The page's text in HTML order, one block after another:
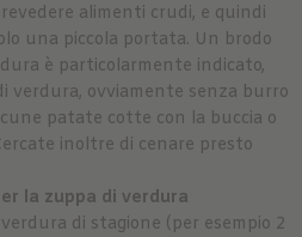
alimenti crudi, e quindi
una piccola portata. Un brodo
è particolarmente indicato,
verdura, ovviamente senza burro
patate cotte con la buccia o
inoltre di cenare presto
la zuppa di verdura
di stagione (per esempio 2